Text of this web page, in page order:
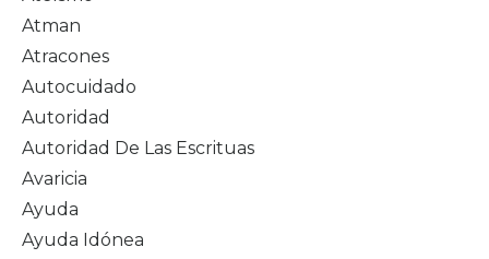
Atman
Atracones
Autocuidado
Autoridad
Autoridad De Las Escrituas
Avaricia
Ayuda
Ayuda Idónea